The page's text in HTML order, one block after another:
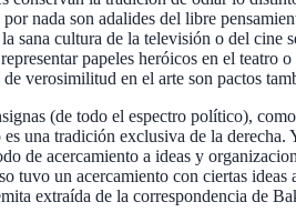
nada son adalides del libre
sana cultura de la televisión o del
papeles heróicos en el
verosimilitud en el arte son pactos
(de todo el espectro político),
una tradición exclusiva de la
acercamiento a ideas y
tuvo un acercamiento con ciertas
extraída de la correspondencia de